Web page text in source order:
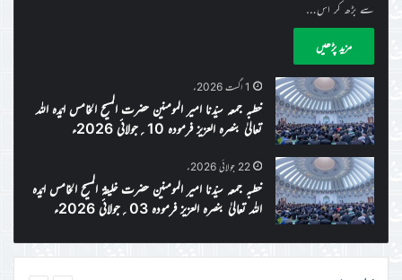
سے بڑھ کر اس…
مزید پڑھیں
1 اگست 2026ء
خطبہ جمعہ سیّدنا امیر المومنین حضرت المسیح الخامس ایّدہ اللہ
تعالیٰ بنصرہ العزیز فرمودہ 10؍جولائی 2026ء
22 جولائی 2026ء
خطبہ جمعہ سیّدنا امیر المومنین حضرت خلیفۃ المسیح الخامس ایّدہ
اللہ تعالیٰ بنصرہ العزیز فرمودہ 03؍جولائی 2026ء